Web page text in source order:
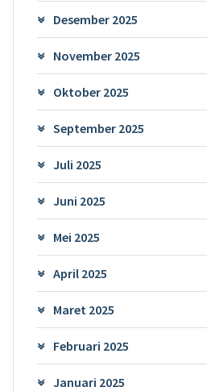
Desember 2025
November 2025
Oktober 2025
September 2025
Juli 2025
Juni 2025
Mei 2025
April 2025
Maret 2025
Februari 2025
Januari 2025